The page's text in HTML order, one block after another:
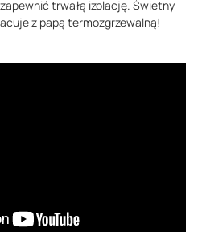
trwałą izolację. Świetny
z papą termozgrzewalną!